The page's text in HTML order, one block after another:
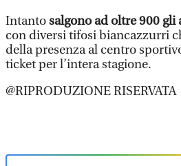
Intantosalgono ad oltre 900
con diversi tifosi biancazzurri
della presenza al centro
ticket per l’intera stagione.
@RIPRODUZIONE RISERVATA